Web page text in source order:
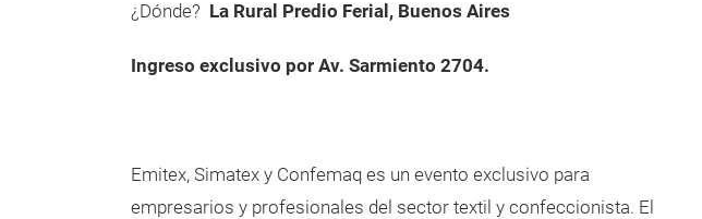
¿Dónde? La Rural Predio Ferial, Buenos Aires
Ingreso exclusivo por Av. Sarmiento 2704.
Emitex, Simatex y Confemaq es un evento exclusivo para
empresarios y profesionales del sector textil y confeccionista. El